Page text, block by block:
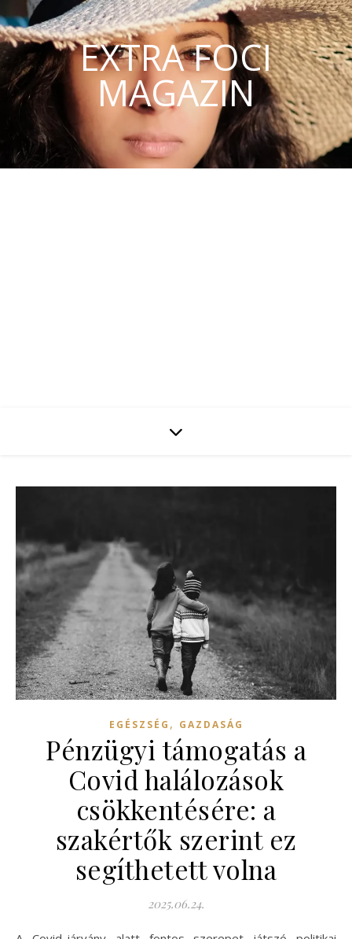
EXTRA FOCI
MAGAZIN
EGÉSZSÉG , GAZDASÁG
Pénzügyi támogatás a
Covid halálozások
csökkentésére: a
szakértők szerint ez
segíthetett volna
2025.06.24.